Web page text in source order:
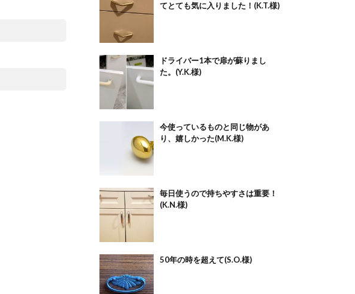
てとても気に入りました！(K.T.様)
ドライバー1本で扉が蘇りまし
た。(Y.K.様)
今使っているものと同じ物があ
り、嬉しかった(M.K.様)
毎日使うので持ちやすさは重要！
(K.N.様)
50年の時を超えて(S.O.様)